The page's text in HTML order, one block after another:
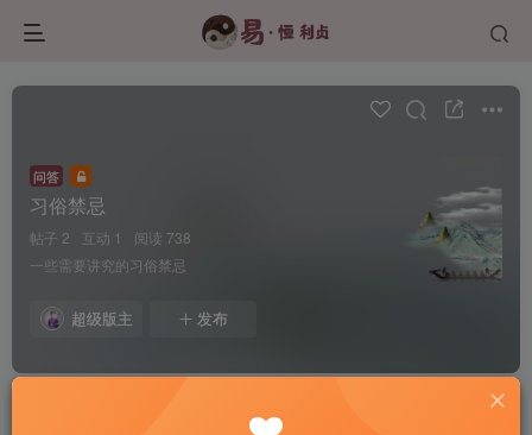
问答
习俗禁忌
帖子 2 互动 1
阅读 738
一些需要讲究的习俗禁忌
超级版主 发布